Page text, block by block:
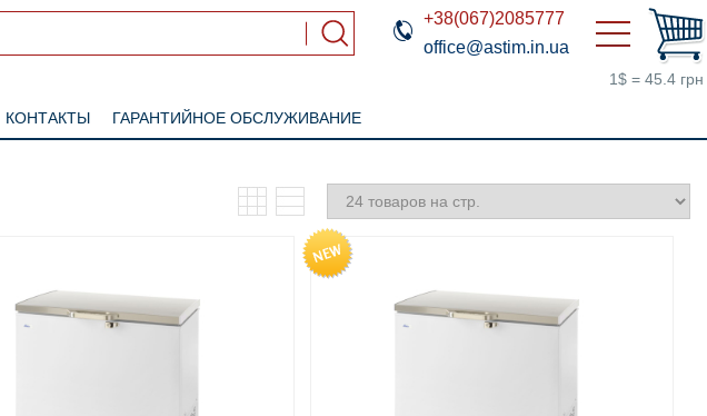
+38(067)2085777
office@astim.in.ua
1$ = 45.4 грн
КОНТАКТЫ ГАРАНТИЙНОЕ ОБСЛУЖИВАНИЕ